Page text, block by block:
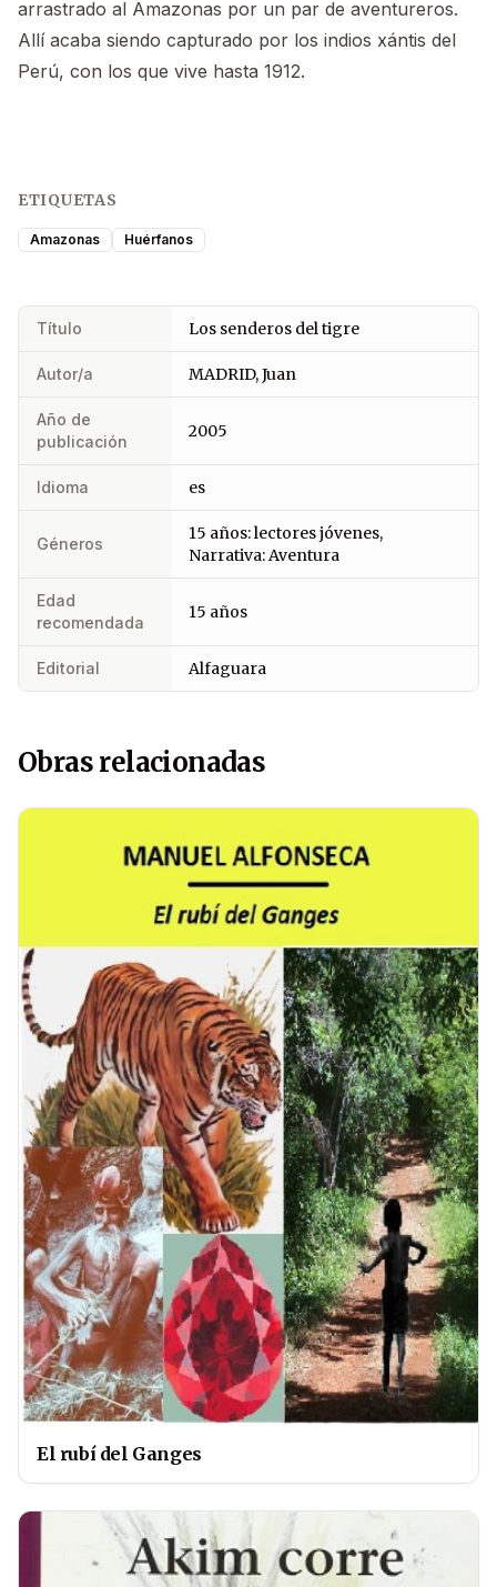
arrastrado al Amazonas por un par de aventureros.
Allí acaba siendo capturado por los indios xántis del
Perú, con los que vive hasta 1912.
ETIQUETAS
Amazonas Huérfanos
Título Los senderos del tigre
Autor/a MADRID, Juan
Año de
publicación
2005
Idioma es
Géneros
15 años: lectores jóvenes,
Narrativa: Aventura
Edad
recomendada
15 años
Editorial Alfaguara
Obras relacionadas
El rubí del Ganges